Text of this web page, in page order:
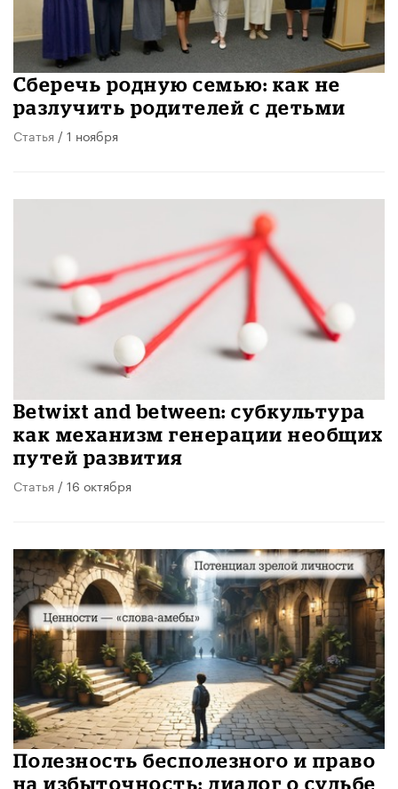
​Сберечь родную семью: как не
разлучить родителей с детьми
Статья / 1 ноября
Betwixt and between: субкультура
как механизм генерации необщих
путей развития
Статья / 16 октября
Полезность бесполезного и право
на избыточность: диалог о судьбе